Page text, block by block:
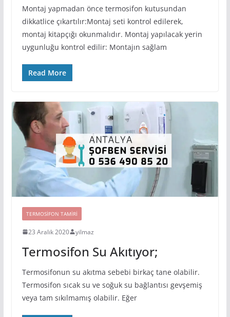
Montaj yapmadan önce termosifon kutusundan
dikkatlice çıkartılır:Montaj seti kontrol edilerek,
montaj kitapçığı okunmalıdır. Montaj yapılacak yerin
uygunluğu kontrol edilir: Montajın sağlam
Read More
TERMOSIFON TAMIRI
23 Aralık 2020 yilmaz
Termosifon Su Akıtıyor;
Termosifonun su akıtma sebebi birkaç tane olabilir.
Termosifon sıcak su ve soğuk su bağlantısı gevşemiş
veya tam sıkılmamış olabilir. Eğer